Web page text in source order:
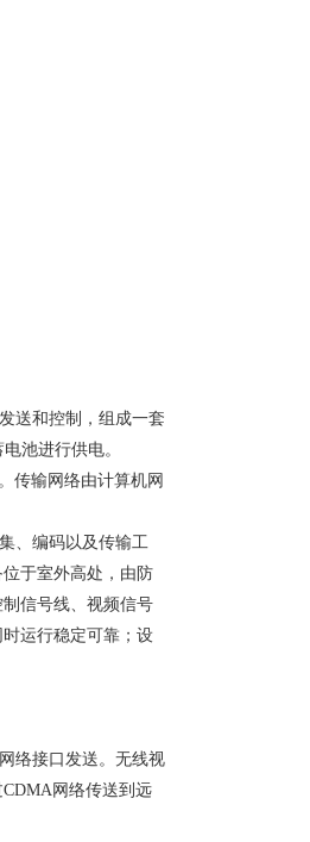
送和控制，组成一套
池进行供电。
传输网络由计算机网
、编码以及传输工
于室外高处，由防
信号线、视频信号
运行稳定可靠；设
络接口发送。无线视
网络传送到远